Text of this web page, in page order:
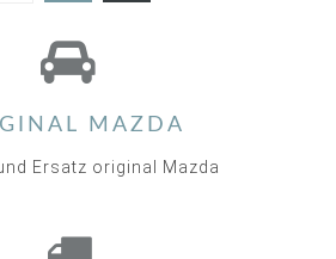
MAZDA
Ersatz original Mazda